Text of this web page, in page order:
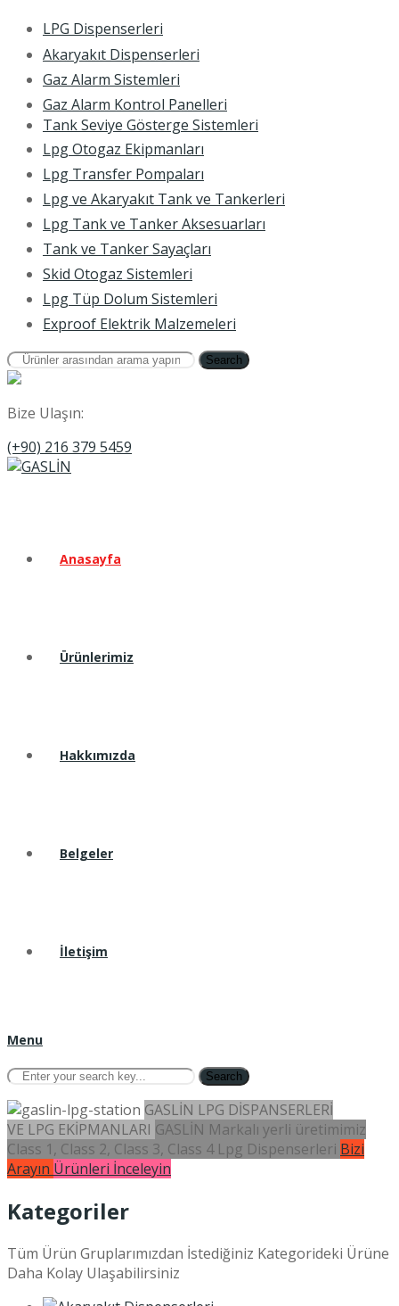
LPG Dispenserleri
Akaryakıt Dispenserleri
Gaz Alarm Sistemleri
Gaz Alarm Kontrol Panelleri
Tank Seviye Gösterge Sistemleri
Lpg Otogaz Ekipmanları
Lpg Transfer Pompaları
Lpg ve Akaryakıt Tank ve Tankerleri
Lpg Tank ve Tanker Aksesuarları
Tank ve Tanker Sayaçları
Skid Otogaz Sistemleri
Lpg Tüp Dolum Sistemleri
Exproof Elektrik Malzemeleri
Search
Bize Ulaşın:
(+90) 216 379 5459
Anasayfa
Ürünlerimiz
Hakkımızda
Belgeler
İletişim
Menu
Search
GASLİN LPG DİSPANSERLERİ
VE LPG EKİPMANLARI GASLİN Markalı yerli üretimimiz
Class 1, Class 2, Class 3, Class 4 Lpg Dispenserleri Bizi
Arayın Ürünleri İnceleyin
Kategoriler
Tüm Ürün Gruplarımızdan İstediğiniz Kategorideki Ürüne
Daha Kolay Ulaşabilirsiniz